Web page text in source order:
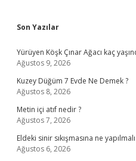
Sidebar
Son Yazılar
Yürüyen Köşk Çınar Ağacı kaç
Ağustos 9, 2026
Kuzey Düğüm 7 Evde Ne Demek ?
Ağustos 8, 2026
Metin içi atıf nedir ?
Ağustos 7, 2026
Eldeki sinir sıkışmasına ne
Ağustos 6, 2026